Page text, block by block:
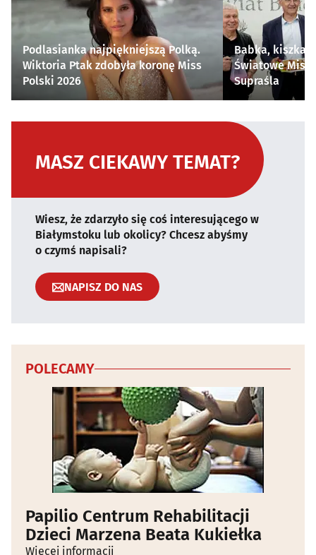
Podlasianka najpiękniejszą Polką.
Wiktoria Ptak zdobyła koronę Miss
Polski 2026
Babka, kiszka i
Światowe
Supraśla
MASZ CIEKAWY TEMAT?
Wiesz, że zdarzyło się coś interesującego w
Białymstoku lub okolicy? Chcesz abyśmy
o czymś napisali?
NAPISZ DO NAS
POLECAMY
Papilio Centrum Rehabilitacji
Dzieci Marzena Beata Kukiełka
Więcej informacji